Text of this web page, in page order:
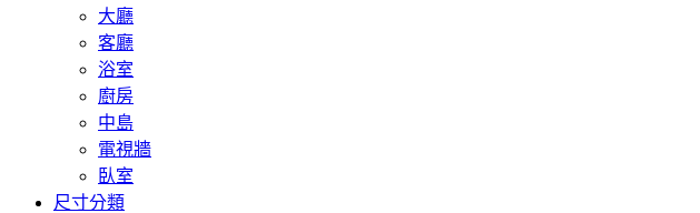
大廳
客廳
浴室
廚房
中島
電視牆
臥室
尺寸分類